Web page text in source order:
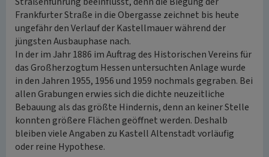
Frankfurter Straße in die Obergasse zeichnet bis heute
ungefähr den Verlauf der Kastellmauer während der
jüngsten Ausbauphase nach.
In der im Jahr 1886 im Auftrag des Historischen Vereins für
das Großherzogtum Hessen untersuchten Anlage wurde
in den Jahren 1955, 1956 und 1959 nochmals gegraben. Bei
allen Grabungen erwies sich die dichte neuzeitliche
Bebauung als das größte Hindernis, denn an keiner Stelle
konnten größere Flächen geöffnet werden. Deshalb
bleiben viele Angaben zu Kastell Altenstadt vorläufig
oder reine Hypothese.